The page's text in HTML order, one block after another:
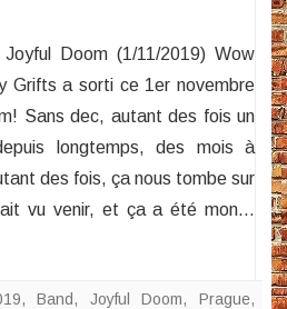
Doom (1/11/2019) Wow
a sorti ce 1er novembre
Sans dec, autant des fois un
longtemps, des mois à
des fois, ça nous tombe sur
vu venir, et ça a été mon…
,Band, Joyful Doom,Prague,